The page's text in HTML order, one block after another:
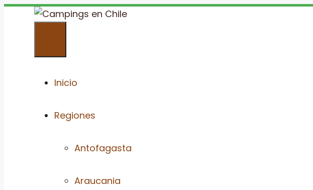
Saltar
Inicio
Regiones
Antofagasta
Araucania